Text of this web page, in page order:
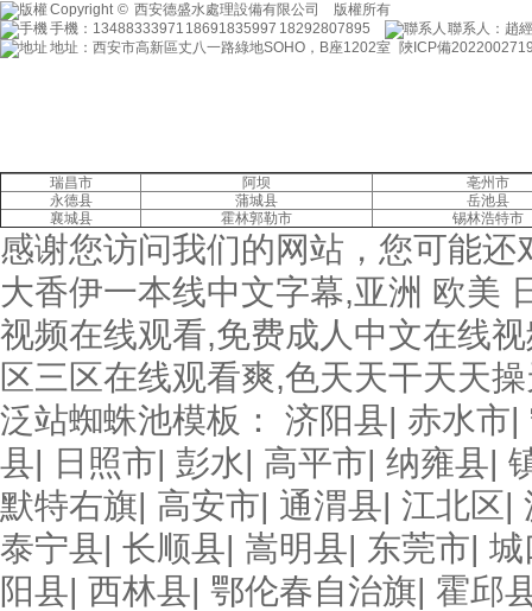
Copyright © 西安德盛水處理設備有限公司 版權所有
手機：13488333971 18691835997 18292807895
聯系人：趙
地址：西安市高新區丈八一路綠地SOHO，B座1202室 陜ICP備
瑞昌市 阿坝
亳州市
永德县
蒲城县
岳池县
襄城县
霍林郭勒市 锡林浩特市
感谢您访问我们的网站，您可能还
大香伊一本线中文字幕,亚洲 欧美
视频在线观看,免费成人中文在线
区三区在线观看爽,色天天干天天
泛站蜘蛛池模板： 济阳县| 赤水市|
县| 日照市| 彭水| 高平市| 纳雍县|
默特右旗| 高安市| 通渭县| 江北区|
泰宁县| 长顺县| 嵩明县| 东莞市| 城
阳县| 西林县| 鄂伦春自治旗| 霍邱